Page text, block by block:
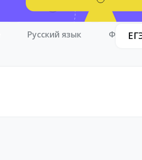
Русский язык Физика